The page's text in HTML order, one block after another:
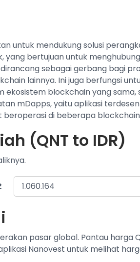
untuk mendukung solusi
yang bertujuan untuk
sebagai gerbang bagi
lainnya. Ini juga berfungsi
ekosistem blockchain yang sama,
mDapps, yaitu aplikasi
di beberapa blockchain
(QNT to IDR)
pasar global. Pantau harga
Nanovest untuk melihat